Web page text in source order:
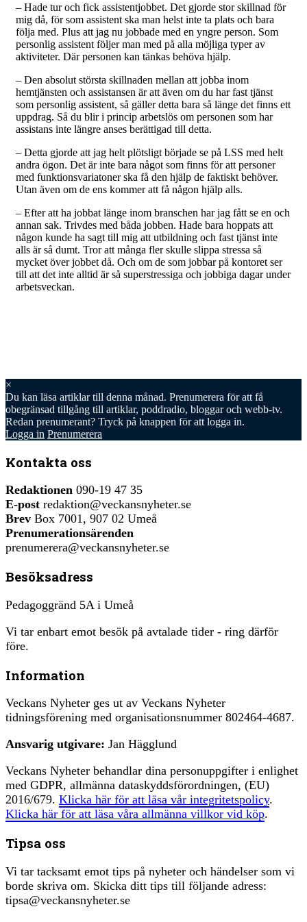
– Hade tur och fick assistentjobbet. Det gjorde stor skillnad för
mig då, för som assistent ska man helst inte ta plats och bara
följa med. Plus att jag nu jobbade med en yngre person. Som
personlig assistent följer man med på alla möjliga typer av
aktiviteter. Där personen kan tänkas behöva hjälp.
– Den absolut största skillnaden mellan att jobba inom
hemtjänsten och assistansen är att även om du har fast tjänst
som personlig assistent, så gäller detta bara så länge det finns ett
uppdrag. Så du blir i princip arbetslös om personen som har
assistans inte längre anses berättigad till detta.
– Detta gjorde att jag helt plötsligt började se på LSS med helt
andra ögon. Det är inte bara något som finns för att personer
med funktionsvariatoner ska få den hjälp de faktiskt behöver.
Utan även om de ens kommer att få någon hjälp alls.
– Efter att ha jobbat länge inom branschen har jag fått se en och
annan sak. Trivdes med båda jobben. Hade bara hoppats att
någon kunde ha sagt till mig att utbildning och fast tjänst inte
alls är så dumt. Tror att många fler skulle slippa stressa så
mycket över jobbet då. Och om de som jobbar på kontoret ser
till att det inte alltid är så superstressiga och jobbiga dagar under
arbetsveckan.
×
Du kan läsa artiklar till denna månad. Prenumerera för att få
obegränsad tillgång till artiklar, poddradio, bloggar och webb-tv.
Redan prenumerant? Tryck på knappen för att logga in.
Logga in Prenumerera
Kontakta oss
Redaktionen 090-19 47 35
E-post redaktion@veckansnyheter.se
Brev Box 7001, 907 02 Umeå
Prenumerationsärenden
prenumerera@veckansnyheter.se
Besöksadress
Pedagoggränd 5A i Umeå
Vi tar enbart emot besök på avtalade tider - ring därför
före.
Information
Veckans Nyheter ges ut av Veckans Nyheter
tidningsförening med organisationsnummer 802464-4687.
Ansvarig utgivare: Jan Hägglund
Veckans Nyheter behandlar dina personuppgifter i enlighet
med GDPR, allmänna dataskyddsförordningen, (EU)
2016/679. Klicka här för att läsa vår integritetspolicy.
Klicka här för att läsa våra allmänna villkor vid köp.
Tipsa oss
Vi tar tacksamt emot tips på nyheter och händelser som vi
borde skriva om. Skicka ditt tips till följande adress:
tipsa@veckansnyheter.se